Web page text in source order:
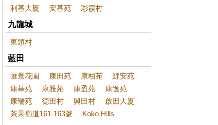
利基大廈 安基苑 彩霞村
九龍城
東頭村
藍田
匯景花園 康田苑 康柏苑
鯉安苑
康華苑
康雅苑 康盈苑
康逸苑
康瑞苑
德田村 興田村
啟田大廈
茶果嶺道161-163號
Koko Hills